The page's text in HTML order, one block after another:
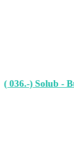
( 036.-) Solub -